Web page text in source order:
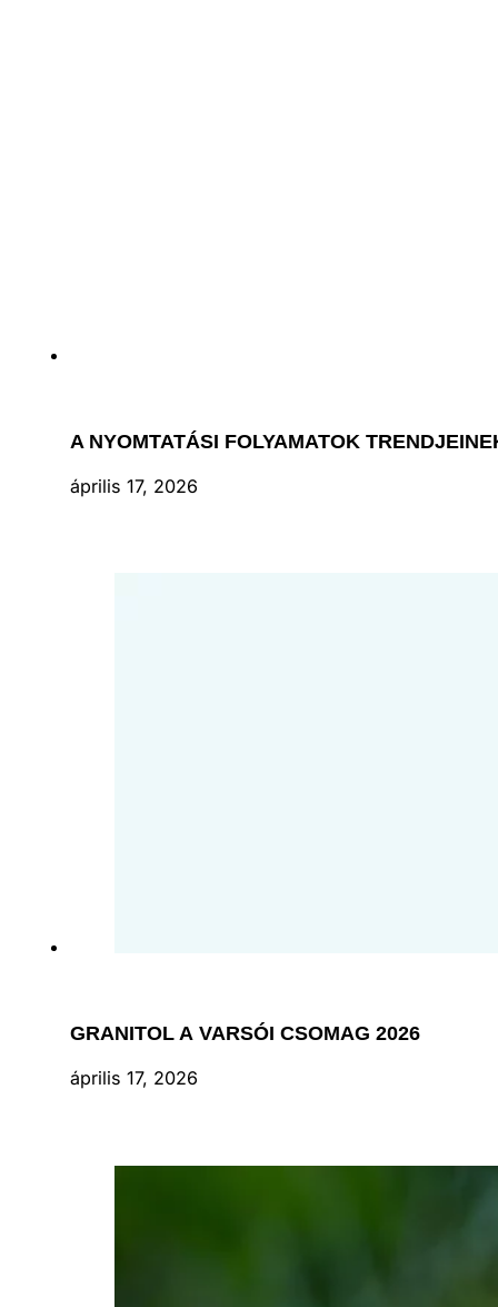
A NYOMTATÁSI FOLYAMATOK
április 17, 2026
GRANITOL A VARSÓI CSOMAG 2026
április 17, 2026